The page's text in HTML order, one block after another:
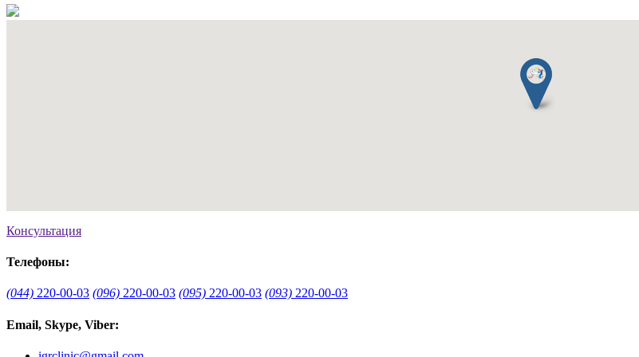
Консультация
Телефоны:
(044) 220-00-03 (096) 220-00-03 (095) 220-00-03 (093) 220-00-03
Email, Skype, Viber: